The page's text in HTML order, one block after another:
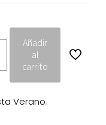
Añadir
al
carrito
Verano,